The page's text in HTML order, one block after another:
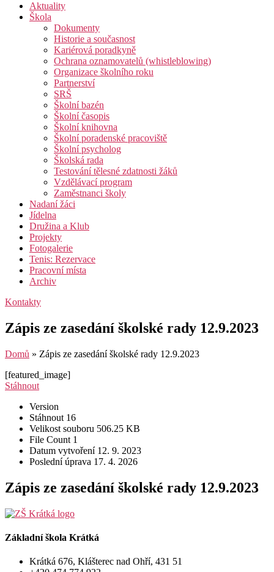
Aktuality
Škola
Dokumenty
Historie a současnost
Kariérová poradkyně
Ochrana oznamovatelů (whistleblowing)
Organizace školního roku
Partnerství
SRŠ
Školní bazén
Školní časopis
Školní knihovna
Školní poradenské pracoviště
Školní psycholog
Školská rada
Testování tělesné zdatnosti žáků
Vzdělávací program
Zaměstnanci školy
Nadaní žáci
Jídelna
Družina a Klub
Projekty
Fotogalerie
Tenis: Rezervace
Pracovní místa
Archiv
Kontakty
Zápis ze zasedání školské rady 12.9.2023
Domů » Zápis ze zasedání školské rady 12.9.2023
[featured_image]
Stáhnout
Version
Stáhnout 16
Velikost souboru 506.25 KB
File Count 1
Datum vytvoření 12. 9. 2023
Poslední úprava 17. 4. 2026
Zápis ze zasedání školské rady 12.9.2023
Základní škola Krátká
Krátká 676, Klášterec nad Ohří, 431 51